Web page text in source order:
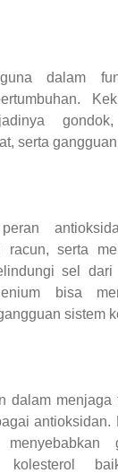
dalam
serta
racun, serta
sel dari
bisa
sistem
dalam menjaga
antioksidan.
kolesterol